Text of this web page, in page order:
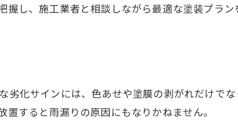
握し、施工業者と相談しながら最適な塗装プラ
劣化サインには、色あせや塗膜の剥がれだけで
すると雨漏りの原因にもなりかねません。